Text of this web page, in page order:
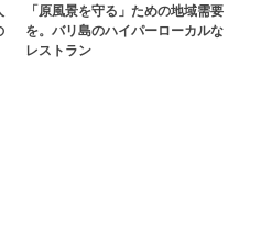
「原風景を守る」ための地域需要
を。バリ島のハイパーローカルな
レストラン